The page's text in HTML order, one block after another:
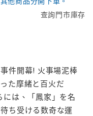
查詢門市庫存
件開幕! 火事場泥棒
た摩緒と百火だ
は、「鳳家」を名
ち受ける数奇な運